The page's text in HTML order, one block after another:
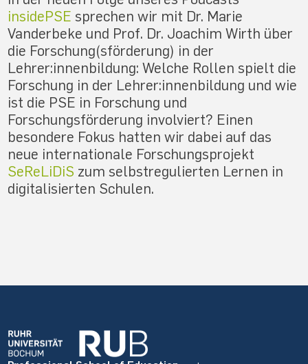
insidePSEsprechen wir mit Dr. Marie
Vanderbeke und Prof. Dr. Joachim Wirth über
die Forschung(sförderung) in der
Lehrer:innenbildung: Welche Rollen spielt die
Forschung in der Lehrer:innenbildung und wie
ist die PSE in Forschung und
Forschungsförderung involviert? Einen
besondere Fokus hatten wir dabei auf das
neue internationale Forschungsprojekt
SeReLiDiS zum selbstregulierten Lernen in
digitalisierten Schulen.